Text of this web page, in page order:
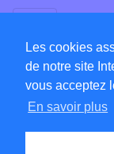
Les cookies
de notre site
vous acceptez
En savoir plus